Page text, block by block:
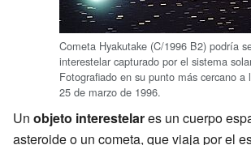
Cometa Hyakutake (C/1996 B2) podría
interestelar capturado por el sistema
Fotografiado en su punto más cercano a
25 de marzo de 1996.
Un objeto interestelares un cuerpo
asteroide o un cometa, que viaja por el